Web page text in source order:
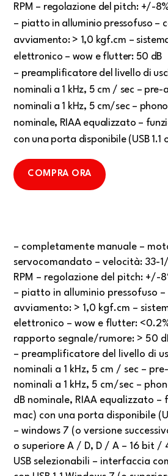
RPM – regolazione del pitch: +/-
– piatto in alluminio pressofuso –
avviamento: > 1,0 kgf.cm –
elettronico – wow e flutter: 50 dB
– preamplificatore del livello di
nominali a 1 kHz, 5 cm / sec – pre-
nominali a 1 kHz, 5 cm/sec –
nominale, RIAA equalizzato –
con una porta disponibile (USB 1.1
COMPRA ORA
– completamente manuale –
servocomandato – velocità: 33-1/
RPM – regolazione del pitch: +/-
– piatto in alluminio pressofuso
avviamento: > 1,0 kgf.cm –
elettronico – wow e flutter: <0.2%
rapporto segnale/rumore: > 50
– preamplificatore del livello di
nominali a 1 kHz, 5 cm / sec –
nominali a 1 kHz, 5 cm/sec –
dB nominale, RIAA equalizzato –
mac) con una porta disponibile
– windows 7 (o versione
o superiore A / D, D / A – 16 bit /
USB selezionabili – interfaccia